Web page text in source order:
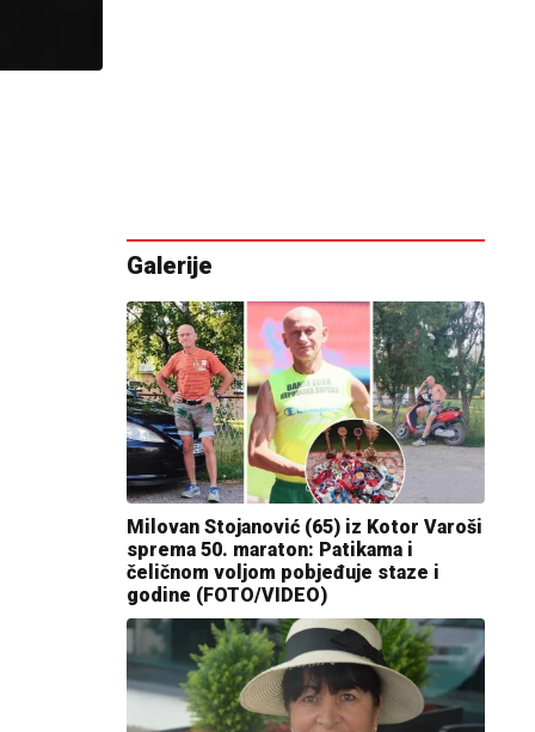
Galerije
Milovan Stojanović (65) iz Kotor Varoši
sprema 50. maraton: Patikama i
čeličnom voljom pobjeđuje staze i
godine (FOTO/VIDEO)